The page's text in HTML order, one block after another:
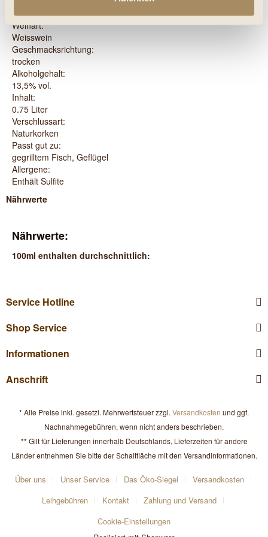
Rolle
Weinart:
Weisswein
Geschmacksrichtung:
trocken
Alkoholgehalt:
13,5% vol.
Inhalt:
0.75 Liter
Verschlussart:
Naturkorken
Passt gut zu:
gegrilltem Fisch, Geflügel
Allergene:
Enthält Sulfite
Nährwerte
Nährwerte:
100ml enthalten durchschnittlich:
Service Hotline
Shop Service
Informationen
Anschrift
* Alle Preise inkl. gesetzl. Mehrwertsteuer zzgl. Versandkosten und ggf.
Nachnahmegebühren, wenn nicht anders beschrieben.
** Gilt für Lieferungen innerhalb Deutschlands, Lieferzeiten für andere
Länder entnehmen Sie bitte der Schaltfläche mit den Versandinformationen.
Über uns Unser Service Das Öko-Siegel
Versandkosten
Leihgebühren
Kontakt
Zahlung und Versand
Cookie-Einstellungen